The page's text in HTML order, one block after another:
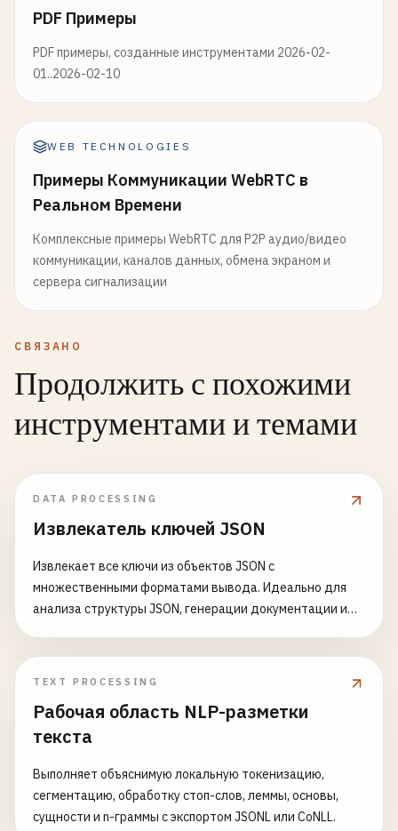
PDF Примеры
PDF примеры, созданные инструментами 2026-02-
01..2026-02-10
WEB TECHNOLOGIES
Примеры Коммуникации WebRTC в
Реальном Времени
Комплексные примеры WebRTC для P2P аудио/видео
коммуникации, каналов данных, обмена экраном и
сервера сигнализации
СВЯЗАНО
Продолжить с похожими
инструментами и темами
DATA PROCESSING
Извлекатель ключей JSON
Извлекает все ключи из объектов JSON с
множественными форматами вывода. Идеально для
анализа структуры JSON, генерации документации и
TEXT PROCESSING
Рабочая область NLP-разметки
текста
Выполняет объяснимую локальную токенизацию,
сегментацию, обработку стоп-слов, леммы, основы,
сущности и n-граммы с экспортом JSONL или CoNLL.